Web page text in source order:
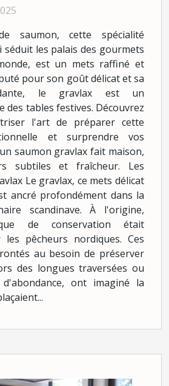
saumon, cette spécialité
séduit les palais des gourmets
est un mets raffiné et
pour son goût délicat et sa
le gravlax est un
des tables festives. Découvrez
l'art de préparer cette
et surprendre vos
saumon gravlax fait maison,
subtiles et fraîcheur. Les
Le gravlax, ce mets délicat
ancré profondément dans la
scandinave. À l'origine,
de conservation était
les pêcheurs nordiques. Ces
au besoin de préserver
des longues traversées ou
ont imaginé la